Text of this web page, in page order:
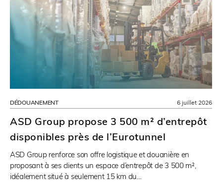
DÉDOUANEMENT
ASD Group propose 3 500 m² d’entrepôt
disponibles près de l’Eurotunnel
ASD Group renforce son offre logistique et douanière en
proposant à ses clients un espace d’entrepôt de 3 500 m²,
idéalement situé à seulement 15 km du…
6 juillet 2026